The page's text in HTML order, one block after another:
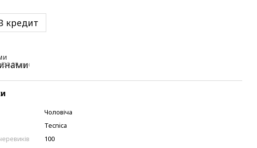
кредит
грн
Чоловіча
Tecnica
100